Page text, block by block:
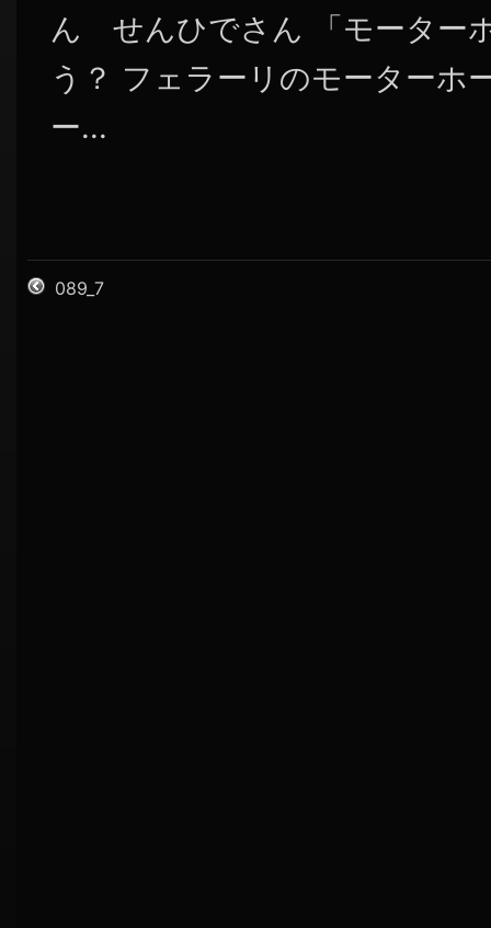
ん せんひでさん 「モーター
う？ フェラーリのモーターホ
ー...
089_7